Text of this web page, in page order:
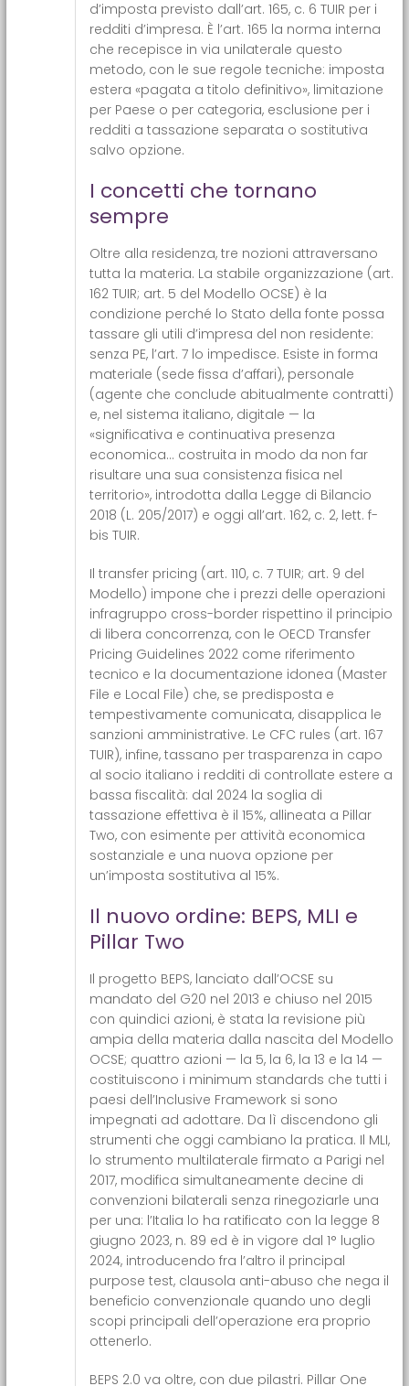
d’imposta previsto dall’art. 165, c. 6 TUIR per i
redditi d’impresa. È l’art. 165 la norma interna
che recepisce in via unilaterale questo
metodo, con le sue regole tecniche: imposta
estera «pagata a titolo definitivo», limitazione
per Paese o per categoria, esclusione per i
redditi a tassazione separata o sostitutiva
salvo opzione.
I concetti che tornano
sempre
Oltre alla residenza, tre nozioni attraversano
tutta la materia. La stabile organizzazione (art.
162 TUIR; art. 5 del Modello OCSE) è la
condizione perché lo Stato della fonte possa
tassare gli utili d’impresa del non residente:
senza PE, l’art. 7 lo impedisce. Esiste in forma
materiale (sede fissa d’affari), personale
(agente che conclude abitualmente contratti)
e, nel sistema italiano, digitale — la
«significativa e continuativa presenza
economica… costruita in modo da non far
risultare una sua consistenza fisica nel
territorio», introdotta dalla Legge di Bilancio
2018 (L. 205/2017) e oggi all’art. 162, c. 2, lett. f-
bis TUIR.
Il transfer pricing (art. 110, c. 7 TUIR; art. 9 del
Modello) impone che i prezzi delle operazioni
infragruppo cross-border rispettino il principio
di libera concorrenza, con le OECD Transfer
Pricing Guidelines 2022 come riferimento
tecnico e la documentazione idonea (Master
File e Local File) che, se predisposta e
tempestivamente comunicata, disapplica le
sanzioni amministrative. Le CFC rules (art. 167
TUIR), infine, tassano per trasparenza in capo
al socio italiano i redditi di controllate estere a
bassa fiscalità: dal 2024 la soglia di
tassazione effettiva è il 15%, allineata a Pillar
Two, con esimente per attività economica
sostanziale e una nuova opzione per
un’imposta sostitutiva al 15%.
Il nuovo ordine: BEPS, MLI e
Pillar Two
Il progetto BEPS, lanciato dall’OCSE su
mandato del G20 nel 2013 e chiuso nel 2015
con quindici azioni, è stata la revisione più
ampia della materia dalla nascita del Modello
OCSE; quattro azioni — la 5, la 6, la 13 e la 14 —
costituiscono i minimum standards che tutti i
paesi dell’Inclusive Framework si sono
impegnati ad adottare. Da lì discendono gli
strumenti che oggi cambiano la pratica. Il MLI,
lo strumento multilaterale firmato a Parigi nel
2017, modifica simultaneamente decine di
convenzioni bilaterali senza rinegoziarle una
per una: l’Italia lo ha ratificato con la legge 8
giugno 2023, n. 89 ed è in vigore dal 1° luglio
2024, introducendo fra l’altro il principal
purpose test, clausola anti-abuso che nega il
beneficio convenzionale quando uno degli
scopi principali dell’operazione era proprio
ottenerlo.
BEPS 2.0 va oltre, con due pilastri. Pillar One